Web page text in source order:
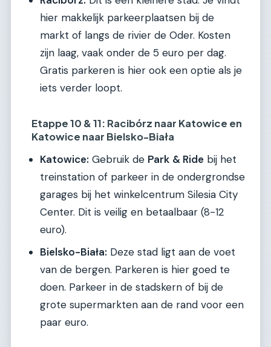
hier makkelijk parkeerplaatsen bij de
markt of langs de rivier de Oder. Kosten
zijn laag, vaak onder de 5 euro per dag.
Gratis parkeren is hier ook een optie als je
iets verder loopt.
Etappe 10 & 11: Racibórz naar Katowice en
Katowice naar Bielsko-Biała
Katowice: Gebruik de Park & Ride bij het
treinstation of parkeer in de ondergrondse
garages bij het winkelcentrum Silesia City
Center. Dit is veilig en betaalbaar (8-12
euro).
Bielsko-Biała: Deze stad ligt aan de voet
van de bergen. Parkeren is hier goed te
doen. Parkeer in de stadskern of bij de
grote supermarkten aan de rand voor een
paar euro.